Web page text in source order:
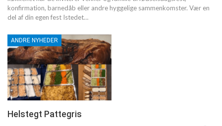
konfirmation, barnedåb eller andre hyggelige sammenkomster. Vær en
del af din egen fest Istedet…
ANDRE NYHEDER
Helstegt Pattegris